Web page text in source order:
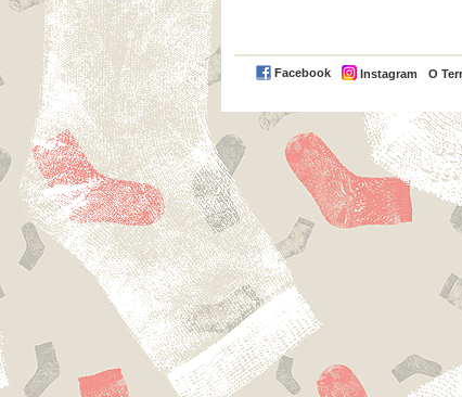
Facebook Instagram O